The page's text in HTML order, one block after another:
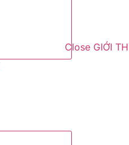
Close GIỚI